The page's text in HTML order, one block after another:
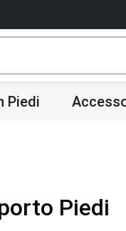
Piedi
Piedi